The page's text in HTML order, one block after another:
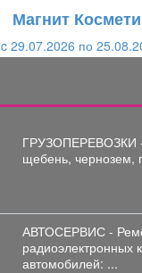
Магнит
c 29.07.2026 по
ГРУЗОПЕРЕВОЗКИ
щебень, чернозем,
АВТОСЕРВИС -
радиоэлектронных
автомобилей: ...